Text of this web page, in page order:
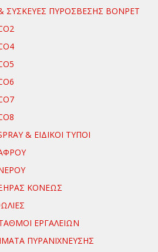
ΣΥΣΚΕΥΕΣ ΠΥΡΟΣΒΕΣΗΣ ΒΟΝΡΕΤ
& ΕΙΔΙΚΟΙ ΤΥΠΟΙ
ΚΟΝΕΩΣ
ΕΡΓΑΛΕΙΩΝ
ΠΥΡΑΝΙΧΝΕΥΣΗΣ